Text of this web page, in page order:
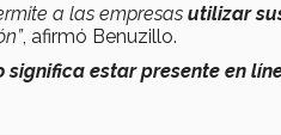
a las empresas utilizar
, afirmó Benuzillo.
significa estar presente en